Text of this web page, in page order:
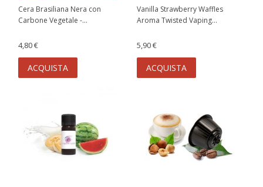
Cera Brasiliana Nera con
Carbone Vegetale -...
4,80 €
ACQUISTA
Vanilla Strawberry Waffles
Aroma Twisted Vaping...
5,90 €
ACQUISTA